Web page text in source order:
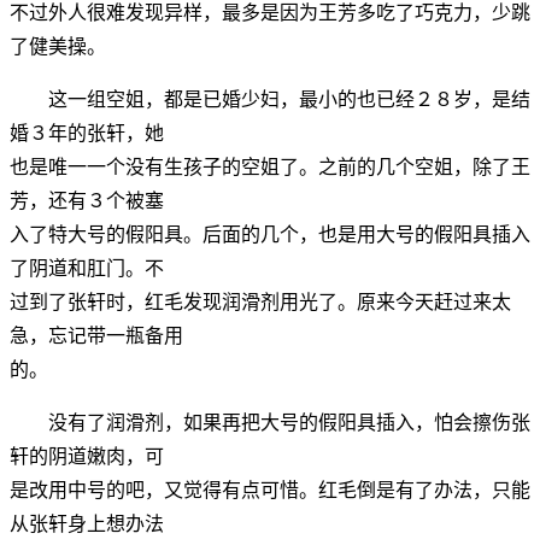
不过外人很难发现异样，最多是因为王芳多吃了巧克力，少跳
了健美操。
这一组空姐，都是已婚少妇，最小的也已经２８岁，是结
婚３年的张轩，她
也是唯一一个没有生孩子的空姐了。之前的几个空姐，除了王
芳，还有３个被塞
入了特大号的假阳具。后面的几个，也是用大号的假阳具插入
了阴道和肛门。不
过到了张轩时，红毛发现润滑剂用光了。原来今天赶过来太
急，忘记带一瓶备用
的。
没有了润滑剂，如果再把大号的假阳具插入，怕会擦伤张
轩的阴道嫩肉，可
是改用中号的吧，又觉得有点可惜。红毛倒是有了办法，只能
从张轩身上想办法